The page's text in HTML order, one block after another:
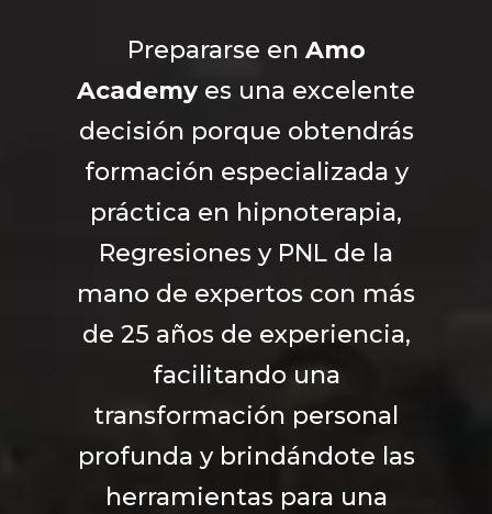
Prepararse en Amo
Academyes una excelente
decisión porque obtendrás
formación especializada y
práctica en hipnoterapia,
Regresiones y PNL de la
mano de expertos con más
de 25 años de experiencia,
facilitando una
transformación personal
profunda y brindándote las
herramientas para una